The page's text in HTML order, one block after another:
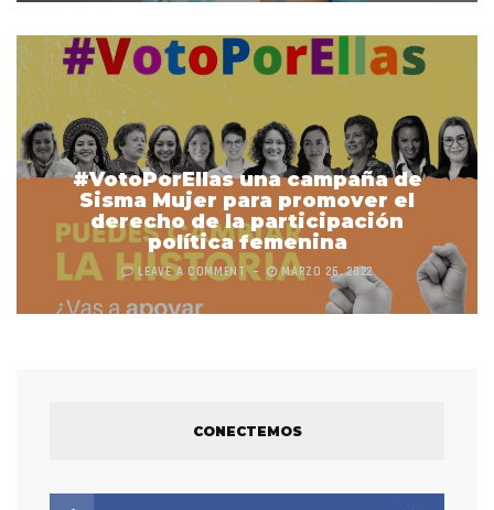
#VotoPorEllas una campaña de
Sisma Mujer para promover el
derecho de la participación
política femenina
LEAVE A COMMENT MARZO 26, 2022
CONECTEMOS